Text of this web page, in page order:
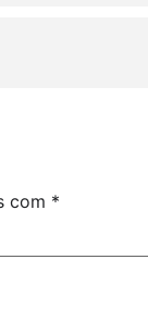
com *